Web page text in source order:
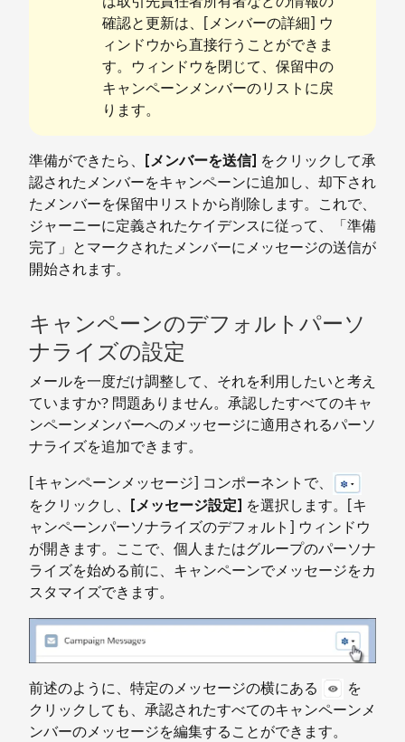
確認と更新は、[メンバーの詳細] ウ
ィンドウから直接行うことができま
す。ウィンドウを閉じて、保留中の
キャンペーンメンバーのリストに戻
ります。
準備ができたら、 [メンバーを送信] をクリックして承
認されたメンバーをキャンペーンに追加し、却下され
たメンバーを保留中リストから削除します。これで、
ジャーニーに定義されたケイデンスに従って、「準備
完了」とマークされたメンバーにメッセージの送信が
開始されます。
キャンペーンのデフォルトパーソ
ナライズの設定
メールを一度だけ調整して、それを利用したいと考え
ていますか? 問題ありません。承認したすべてのキャ
ンペーンメンバーへのメッセージに適用されるパーソ
ナライズを追加できます。
[キャンペーンメッセージ] コンポーネントで、
をクリックし、
[メッセージ設定] を選択します。[キ
ャンペーンパーソナライズのデフォルト] ウィンドウ
が開きます。ここで、個人またはグループのパーソナ
ライズを始める前に、キャンペーンでメッセージをカ
スタマイズできます。
前述のように、特定のメッセージの横にある
を
クリックしても、承認されたすべてのキャンペーンメ
ンバーのメッセージを編集することができます。